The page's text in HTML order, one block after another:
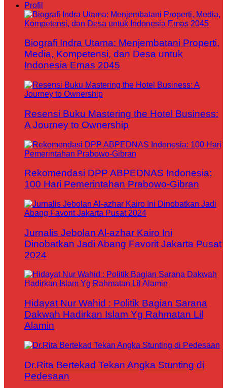
Profil
Biografi Indra Utama: Menjembatani Properti,
Media, Kompetensi, dan Desa untuk
Indonesia Emas 2045
Resensi Buku Mastering the Hotel Business:
A Journey to Ownership
Rekomendasi DPP ABPEDNAS Indonesia:
100 Hari Pemerintahan Prabowo-Gibran
Jurnalis Jebolan Al-azhar Kairo Ini
Dinobatkan Jadi Abang Favorit Jakarta Pusat
2024
Hidayat Nur Wahid : Politik Bagian Sarana
Dakwah Hadirkan Islam Yg Rahmatan Lil
Alamin
Dr.Rita Bertekad Tekan Angka Stunting di
Pedesaan